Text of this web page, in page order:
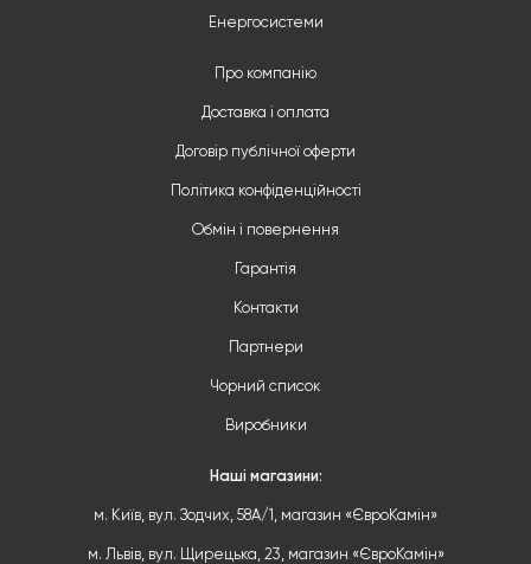
Енергосистеми
Про компанію
Доставка і оплата
Договір публічної оферти
Політика конфіденційності
Обмін і повернення
Гарантія
Контакти
Партнери
Чорний список
Виробники
Наші магазини:
м. Київ, вул. Зодчих, 58А/1, магазин «ЄвроКамін»
м. Львів, вул. Щирецька, 23, магазин «ЄвроКамін»